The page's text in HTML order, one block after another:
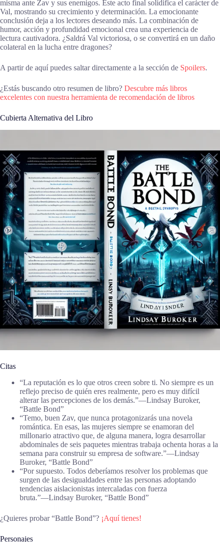
misma ante Zav y sus enemigos. Este acto final solidifica el carácter de
Val, mostrando su crecimiento y determinación. La emocionante
conclusión deja a los lectores deseando más. La combinación de
humor, acción y profundidad emocional crea una experiencia de
lectura cautivadora. ¿Saldrá Val victoriosa, o se convertirá en un daño
colateral en la lucha entre dragones?
A partir de aquí puedes saltar directamente a la sección de Spoilers.
¿Estás buscando otro resumen de libro? Descubre más libros
excelentes con nuestra herramienta de recomendación de libros
Cubierta Alternativa del Libro
Citas
“La reputación es lo que otros creen sobre ti. No siempre es un
reflejo preciso de quién eres realmente, pero es muy difícil
alterar las percepciones de los demás.”―Lindsay Buroker,
“Battle Bond”
“Temo, buen Zav, que nunca protagonizarás una novela
romántica. En esas, las mujeres siempre se enamoran del
millonario atractivo que, de alguna manera, logra desarrollar
abdominales de seis paquetes mientras trabaja ochenta horas a la
semana para construir su empresa de software.”―Lindsay
Buroker, “Battle Bond”
“Por supuesto. Todos deberíamos resolver los problemas que
surgen de las desigualdades entre las personas adoptando
tendencias aislacionistas intercaladas con fuerza
bruta.”―Lindsay Buroker, “Battle Bond”
¿Quieres probar “Battle Bond”? ¡Aquí tienes!
Personajes